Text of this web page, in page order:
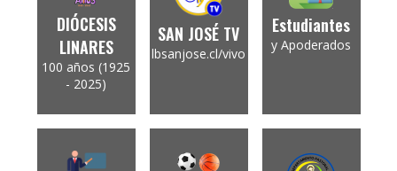
DIÓCESIS
LINARES
100 años (1925
- 2025)
SAN JOSÉ TV
lbsanjose.cl/vivo
Estudiantes
y Apoderados